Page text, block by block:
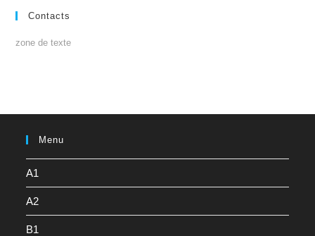
Contacts
zone de texte
Menu
A1
A2
B1